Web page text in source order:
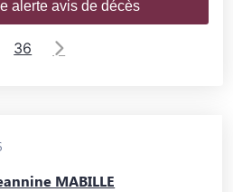
alerte avis de décès
36
MABILLE